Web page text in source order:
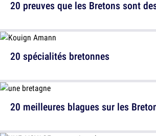
20 spécialités bretonnes
20 preuves que les Bretons sont
20 meilleures blagues sur les